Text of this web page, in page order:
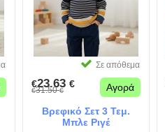
Σε απόθεμα
€23.63 €
€31.50€ Αγορά
Βρεφικό Σετ 3 Τεμ.
Μπλε Ριγέ